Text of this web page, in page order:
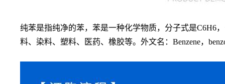
纯苯是指纯净的苯，苯是一种化学物质，分子式是C6H6，
料、染料、塑料、医药、橡胶等。外文名：Benzene，